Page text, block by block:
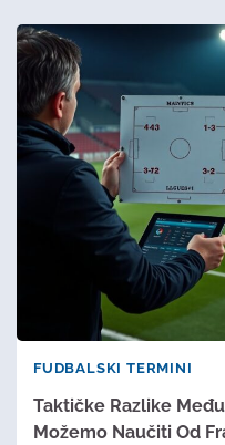
FUDBALSKI TERMINI
Taktičke Razlike
Možemo Naučiti Od